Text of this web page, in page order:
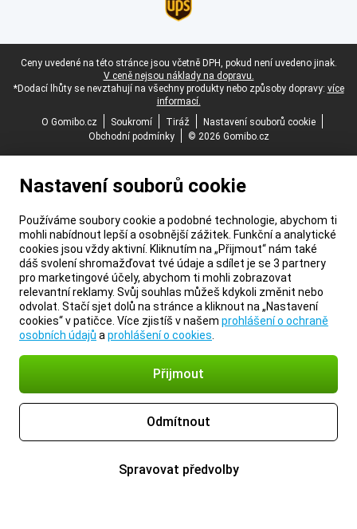
Právní zápatí
Ceny uvedené na této stránce jsou včetně DPH, pokud není uvedeno jinak.
V ceně nejsou náklady na dopravu.
*Dodací lhůty se nevztahují na všechny produkty nebo způsoby dopravy: více
informací.
O Gomibo.cz
Soukromí Tiráž
Nastavení souborů cookie
Obchodní podmínky
© 2026 Gomibo.cz
Nastavení souborů cookie
Používáme soubory cookie a podobné technologie, abychom ti
mohli nabídnout lepší a osobnější zážitek. Funkční a analytické
cookies jsou vždy aktivní. Kliknutím na „Přijmout“ nám také
dáš svolení shromažďovat tvé údaje a sdílet je se 3 partnery
pro marketingové účely, abychom ti mohli zobrazovat
relevantní reklamy. Svůj souhlas můžeš kdykoli změnit nebo
odvolat. Stačí sjet dolů na stránce a kliknout na „Nastavení
cookies“ v patičce. Více zjistíš v našem prohlášení o ochraně
osobních údajů a prohlášení o cookies
Přijmout
Odmítnout
Spravovat předvolby